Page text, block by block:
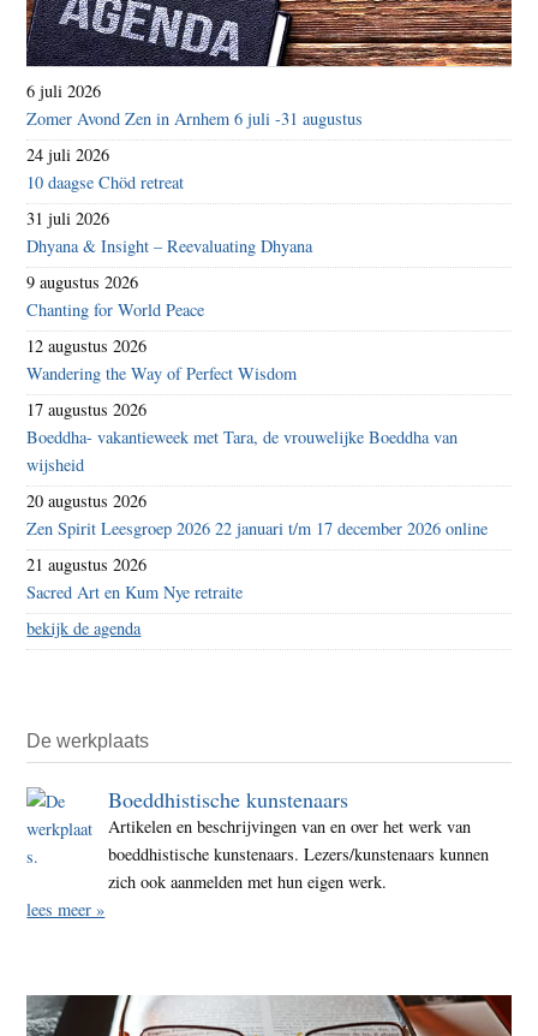
6 juli 2026
Zomer Avond Zen in Arnhem 6 juli -31 augustus
24 juli 2026
10 daagse Chöd retreat
31 juli 2026
Dhyana & Insight – Reevaluating Dhyana
9 augustus 2026
Chanting for World Peace
12 augustus 2026
Wandering the Way of Perfect Wisdom
17 augustus 2026
Boeddha- vakantieweek met Tara, de vrouwelijke Boeddha van
wijsheid
20 augustus 2026
Zen Spirit Leesgroep 2026 22 januari t/m 17 december 2026 online
21 augustus 2026
Sacred Art en Kum Nye retraite
bekijk de agenda
De werkplaats
Boeddhistische kunstenaars
Artikelen en beschrijvingen van en over het werk van
boeddhistische kunstenaars. Lezers/kunstenaars kunnen
zich ook aanmelden met hun eigen werk.
lees meer »